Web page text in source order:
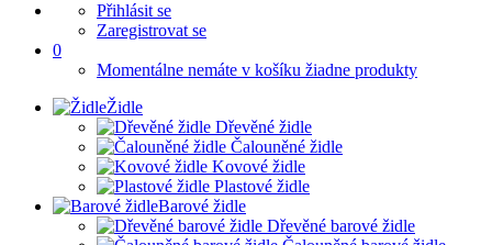
Přihlásit se
Zaregistrovat se
0
Momentálne nemáte v košíku žiadne produkty
Židle
Dřevěné židle
Čalouněné židle
Kovové židle
Plastové židle
Barové židle
Dřevěné barové židle